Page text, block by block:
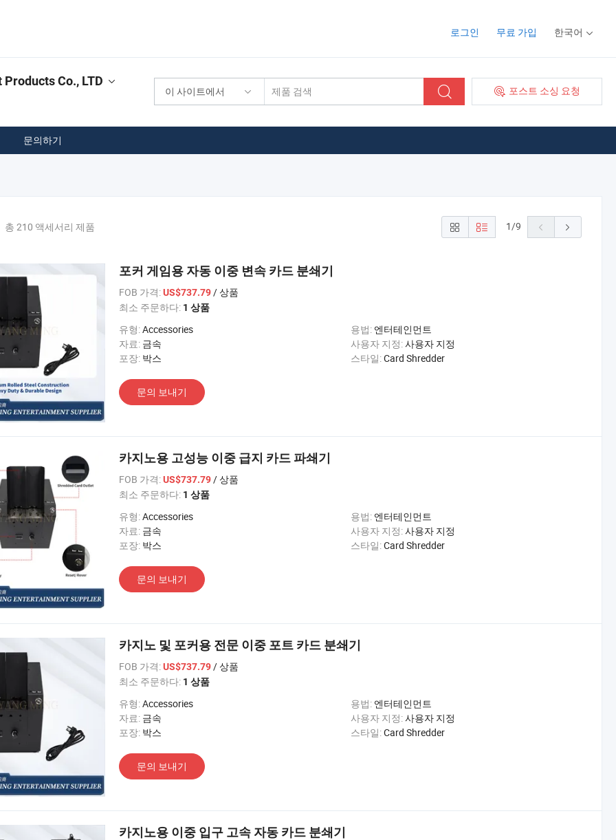
로그인 무료 가입 한국어
이 사이트에서 포스트 소싱 요청
Co., LTD
문의하기
총 210 액세서리 제품 1/9
포커 게임용 자동 이중 변속 카드 분쇄기
FOB 가격:US$737.79/ 상품
최소 주문하다: 1 상품
유형:Accessories 용법: 엔터테인먼트
자료: 금속 사용자 지정:사용자 지정
포장: 박스 스타일:Card Shredder
문의 보내기
카지노용 고성능 이중 급지 카드 파쇄기
FOB 가격:US$737.79/ 상품
최소 주문하다: 1 상품
유형:Accessories 용법: 엔터테인먼트
자료: 금속 사용자 지정:사용자 지정
포장: 박스 스타일:Card Shredder
문의 보내기
카지노 및 포커용 전문 이중 포트 카드 분쇄기
FOB 가격:US$737.79/ 상품
최소 주문하다: 1 상품
유형:Accessories 용법: 엔터테인먼트
자료: 금속 사용자 지정:사용자 지정
포장: 박스 스타일:Card Shredder
문의 보내기
카지노용 이중 입구 고속 자동 카드 분쇄기